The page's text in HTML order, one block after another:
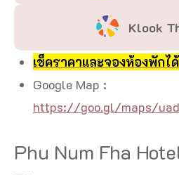
Klook
เช็คราคาและจองห้องพักไ
Google Map :
https://goo.gl/maps/
Phu Num Fha